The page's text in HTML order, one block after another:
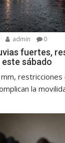
admin 0
fuertes,
sábado
restricciones
la